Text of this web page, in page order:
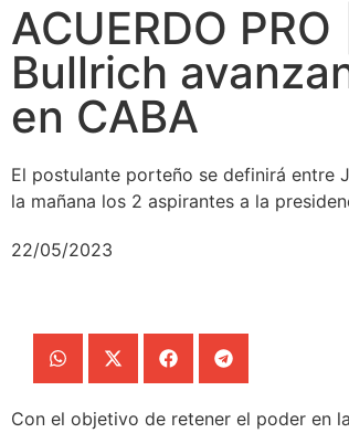
ACUERDO
Bullrich
en CABA
El postulante porteño se definirá entre
la mañana los 2 aspirantes a la
22/05/2023
Con el objetivo de retener el poder en